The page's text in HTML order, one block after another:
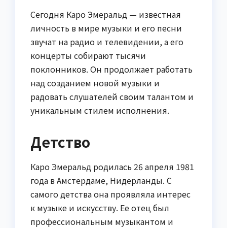
Сегодня Каро Эмеральд — известная
личность в мире музыки и его песни
звучат на радио и телевидении, а его
концерты собирают тысячи
поклонников. Он продолжает работать
над созданием новой музыки и
радовать слушателей своим талантом и
уникальным стилем исполнения.
Детство
Каро Эмеральд родилась 26 апреля 1981
года в Амстердаме, Нидерланды. С
самого детства она проявляла интерес
к музыке и искусству. Ее отец был
профессиональным музыкантом и